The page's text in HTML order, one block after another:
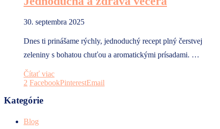
30. septembra 2025
Dnes ti prinášame rýchly, jednoduchý recept plný čerstvej
zeleniny s bohatou chuťou a aromatickými prísadami. …
Čítať viac
2 FacebookPinterestEmail
Kategórie
Blog